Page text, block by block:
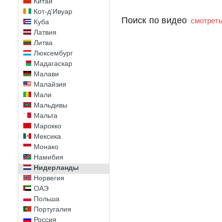
Кот-д'Ивуар
Куба
Латвия
Литва
Люксембург
Мадагаскар
Малави
Малайзия
Мали
Мальдивы
Мальта
Марокко
Мексика
Монако
Намибия
Нидерланды
Норвегия
ОАЭ
Польша
Португалия
Россия
Поиск по видео